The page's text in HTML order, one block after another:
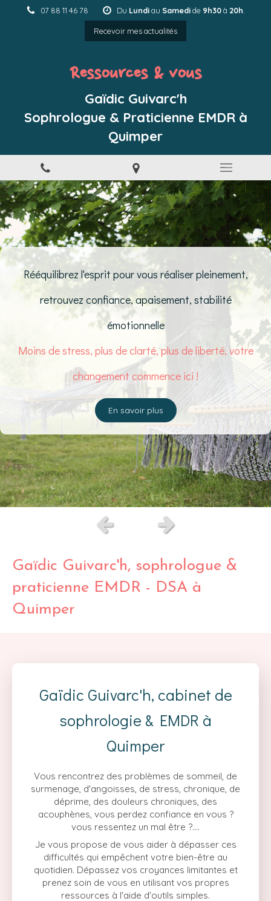
07 88 11 46 78 Du Lundiau Samedide 9h30à 20h
Recevoir mes actualités
Ressources & vous
Gaïdic Guivarc'h
Sophrologue & Praticienne EMDR à
Quimper
Rééquilibrez l'esprit pour vous réaliser pleinement,
retrouvez confiance, apaisement, stabilité
émotionnelle
Moins de stress, plus de clarté, plus de liberté, votre
changement commence ici !
En savoir plus
Slide précédentSlide suivant
Gaïdic Guivarc'h, sophrologue &
praticienne EMDR - DSA à
Quimper
Gaïdic Guivarc'h, cabinet de
sophrologie & EMDR à
Quimper
Vous rencontrez des problèmes de sommeil, de
surmenage, d'angoisses, de stress, chronique, de
déprime, des douleurs chroniques, des
acouphènes, vous perdez confiance en vous ?
vous ressentez un mal être ?....
Je vous propose de vous aider à dépasser ces
difficultés qui empêchent votre bien-être au
quotidien. Dépassez vos croyances limitantes et
prenez soin de vous en utilisant vos propres
ressources à l'aide d'outils simples.